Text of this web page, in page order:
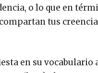
o lo que en
tus
en su vocabulario